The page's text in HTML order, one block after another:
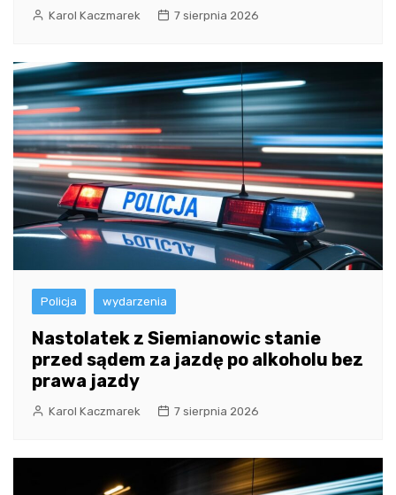
Karol Kaczmarek 7 sierpnia 2026
Policja wydarzenia
Nastolatek z Siemianowic stanie
przed sądem za jazdę po alkoholu bez
prawa jazdy
Karol Kaczmarek 7 sierpnia 2026